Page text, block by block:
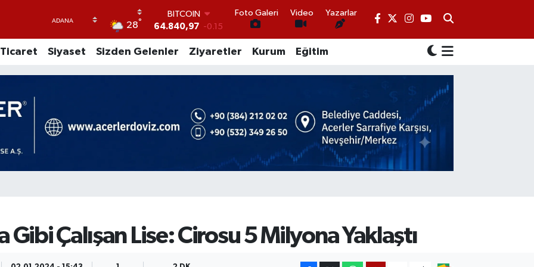
28°
DOLAR
47,7436
0.18
EURO
55,2510 0.32
64,4811 0.38
BİST100
13.779 -14
BITCOIN
Foto Galeri Video Yazarlar
Ticaret Siyaset Sizden Gelenler Ziyaretler Kurum Eğitim
Çalışan Lise: Cirosu 5 Milyona Yaklaştı